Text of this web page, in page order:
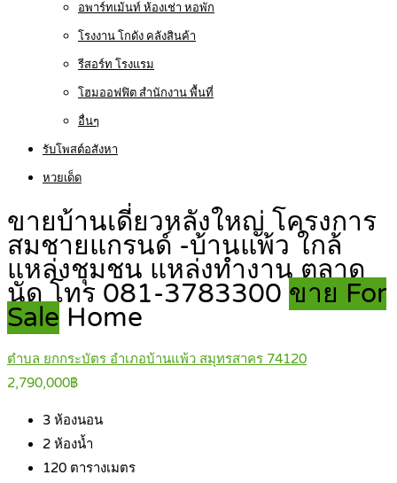
อพาร์ทเม้นท์ ห้องเช่า หอพัก
โรงงาน โกดัง คลังสินค้า
รีสอร์ท โรงแรม
โฮมออฟฟิต สำนักงาน พื้นที่
อื่นๆ
รับโพสต์อสังหา
หวยเด็ด
ขายบ้านเดี่ยวหลังใหญ่ โครงการ
สมชายแกรนด์ -บ้านแพ้ว ใกล้
แหล่งชุมชน แหล่งทำงาน ตลาด
นัด โทร 081-3783300 ขาย For
Sale Home
ตำบล ยกกระบัตร อำเภอบ้านแพ้ว สมุทรสาคร 74120
2,790,000฿
3 ห้องนอน
2 ห้องน้ำ
120 ตารางเมตร